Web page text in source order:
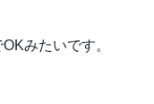
みたいです。